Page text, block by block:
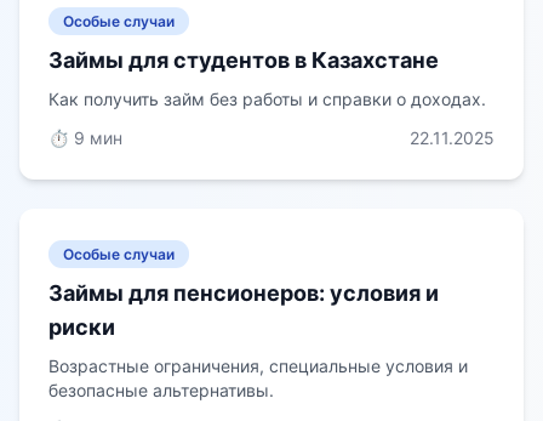
Особые случаи
Займы для студентов в Казахстане
Как получить займ без работы и справки о доходах.
⏱️ 9 мин
22.11.2025
Особые случаи
Займы для пенсионеров: условия и
риски
Возрастные ограничения, специальные условия и
безопасные альтернативы.